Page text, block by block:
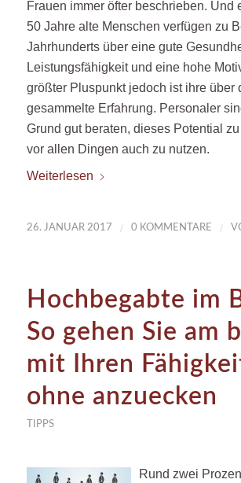
Frauen immer öfter beschrieben. Und
50 Jahre alte Menschen verfügen zu
Jahrhunderts über eine gute
Leistungsfähigkeit und eine hohe
größter Pluspunkt jedoch ist ihre über
gesammelte Erfahrung. Personaler
Grund gut beraten, dieses Potential
vor allen Dingen auch zu nutzen.
Weiterlesen
26. JANUAR 2017 / 0 KOMMENTARE /
Hochbegabte im
So gehen Sie am
mit Ihren
ohne anzuecken
TIPPS
Rund zwei